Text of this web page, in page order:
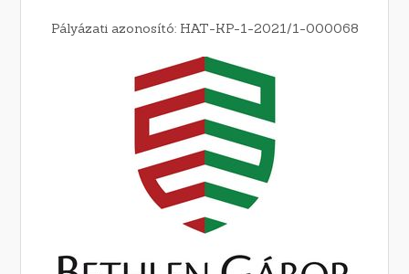
Pályázati azonosító: HAT-KP-1-2021/1-000068